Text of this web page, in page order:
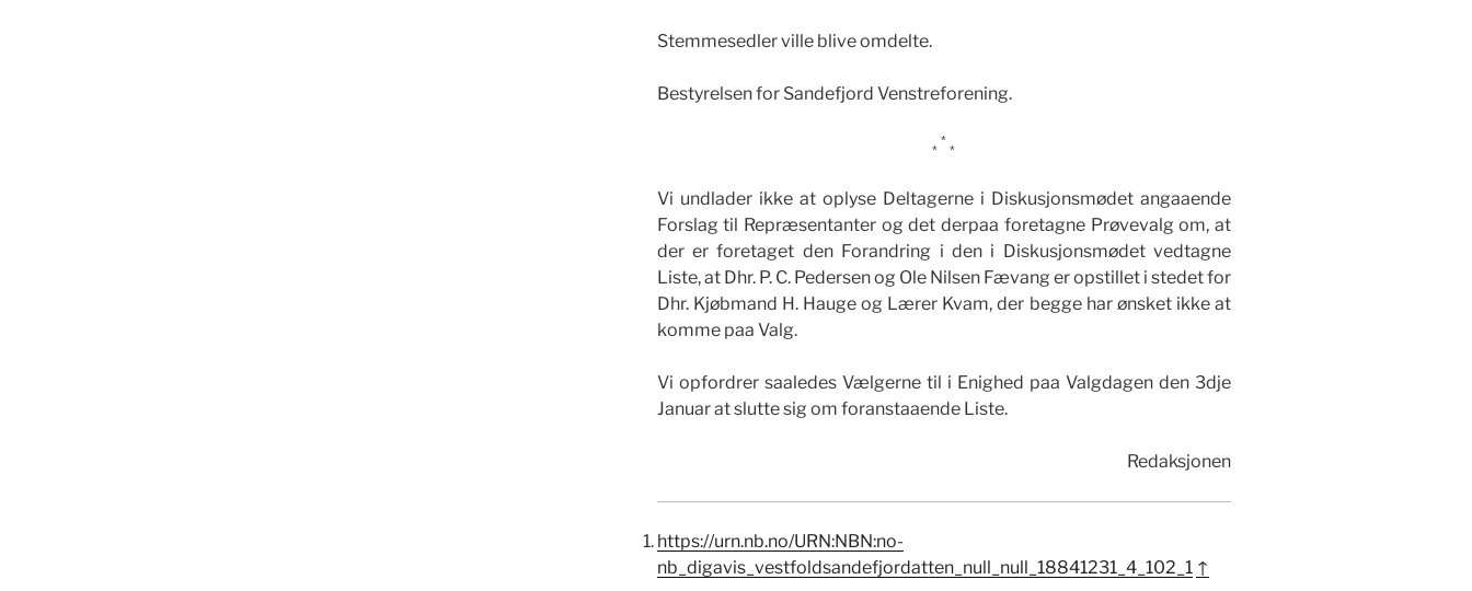
Stemmesedler ville blive omdelte.
Bestyrelsen for Sandefjord Venstreforening.
*
*
*
Vi undlader ikke at oplyse Deltagerne i Diskusjonsmødet angaaende
Forslag til Repræsentanter og det derpaa foretagne Prøvevalg om, at
der er foretaget den Forandring i den i Diskusjonsmødet vedtagne
Liste, at Dhr. P. C. Pedersen og Ole Nilsen Fævang er opstillet i stedet for
Dhr. Kjøbmand H. Hauge og Lærer Kvam, der begge har ønsket ikke at
komme paa Valg.
Vi opfordrer saaledes Vælgerne til i Enighed paa Valgdagen den 3dje
Januar at slutte sig om foranstaaende Liste.
Redaksjonen
https://urn.nb.no/URN:NBN:no-
nb_digavis_vestfoldsandefjordatten_null_null_18841231_4_102_1 ↑